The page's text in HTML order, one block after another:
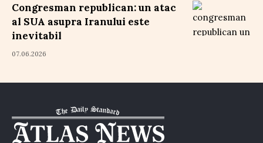
Congresman republican: un atac
al SUA asupra Iranului este
inevitabil
07.06.2026